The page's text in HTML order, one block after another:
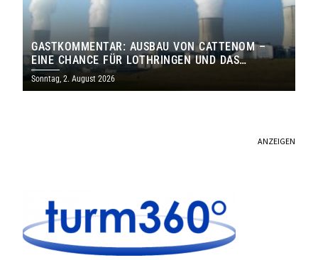
GASTKOMMENTAR: AUSBAU VON CATTENOM –
EINE CHANCE FÜR LOTHRINGEN UND DAS
SAARLAND
Sonntag, 2. August 2026
ANZEIGEN